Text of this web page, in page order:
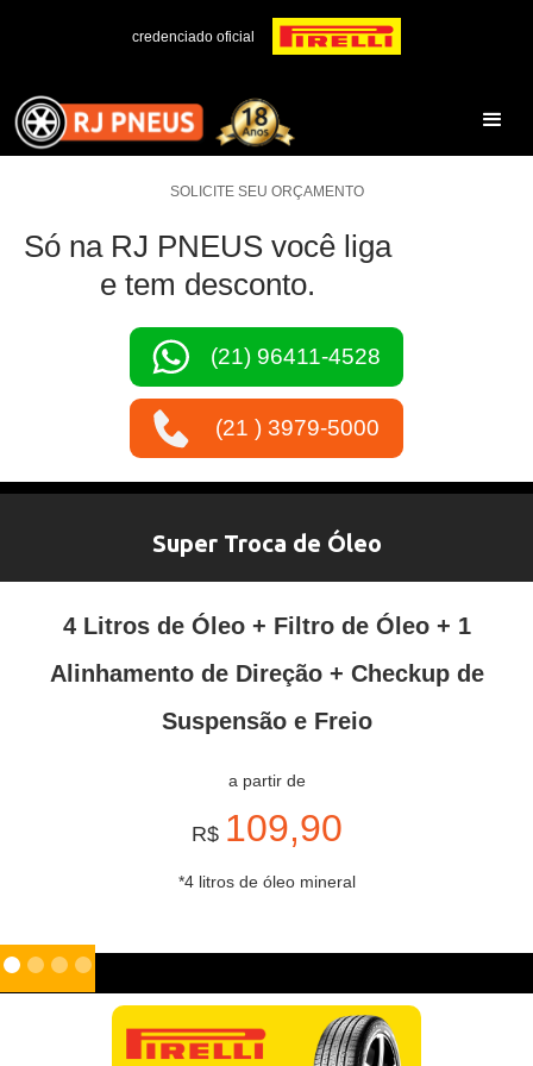
credenciado oficial
SOLICITE SEU ORÇAMENTO
Só na RJ PNEUS você liga
e tem desconto.
(21) 96411-4528
(21 ) 3979-5000
Super Troca de Óleo
4 Litros de Óleo + Filtro de Óleo + 1
Alinhamento de Direção + Checkup de
Suspensão e Freio
a partir de
R$ 109,90
*4 litros de óleo mineral